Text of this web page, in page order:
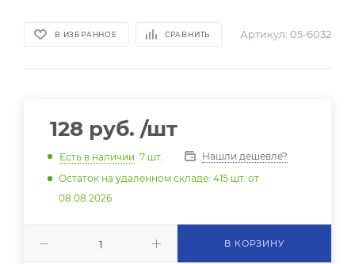
В ИЗБРАННОЕ СРАВНИТЬ Артикул: 05-6032
128 руб. /шт
Есть в наличии: 7 шт.
Нашли дешевле?
Остаток на удаленном складе: 415 шт. от
08.08.2026
В КОРЗИНУ